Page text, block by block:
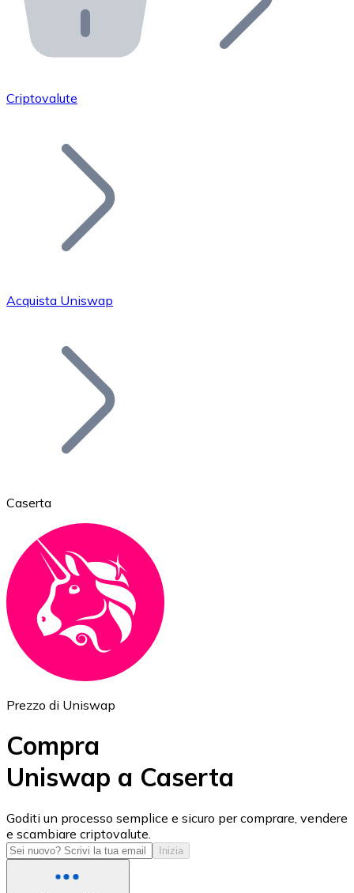
API Bitnovo
Integra la nostra API nel tuo ecosistema.
Unisciti alla nostra rete di rivenditori e
Aggiungi il token del tuo progetto al nostro servizio di
Bitcoin
Ethereum
ETH
USD Coin
USDC
Criptovalute
Acquista Uniswap
Caserta
Prezzo di Uniswap
Compra
Uniswap a Caserta
Goditi un processo semplice e sicuro per comprare, vendere
e scambiare criptovalute.
Inizia